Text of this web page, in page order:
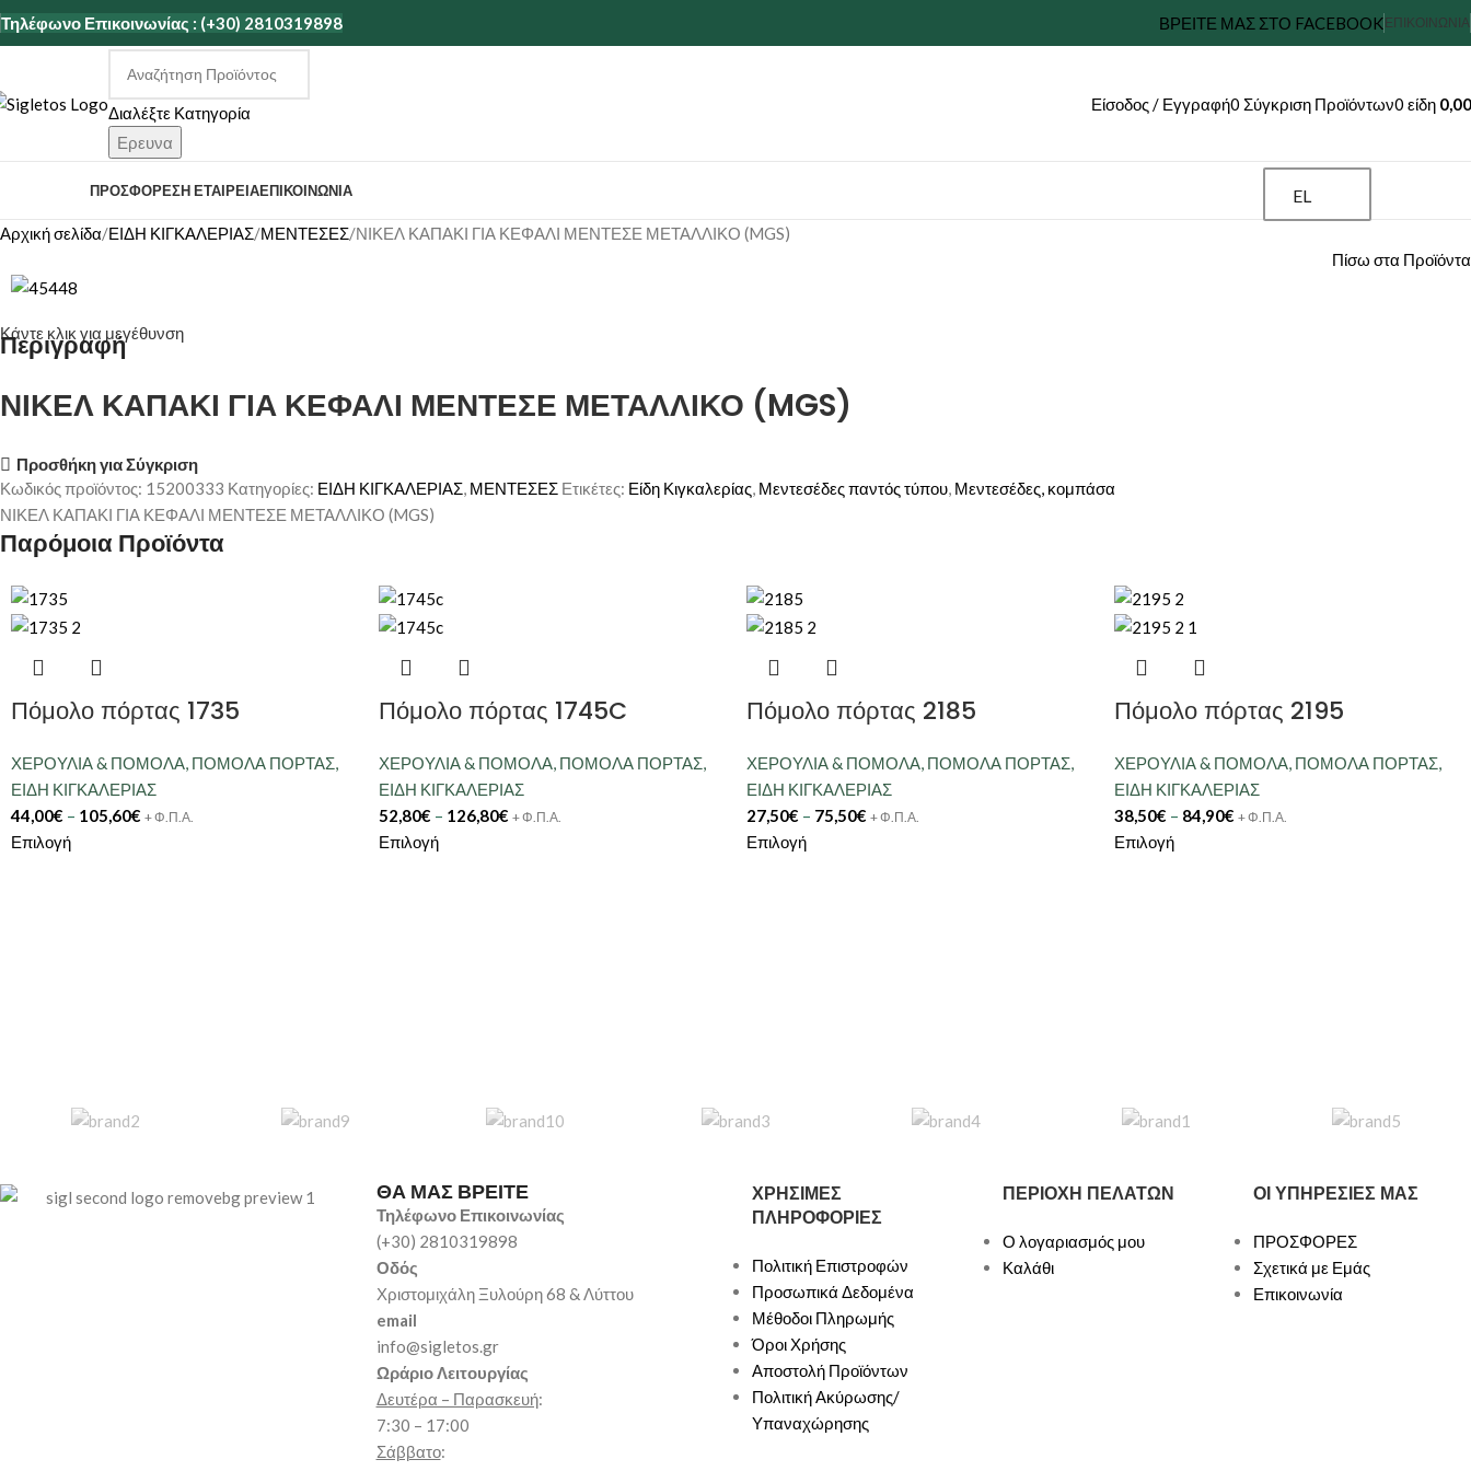
Τηλέφωνο Επικοινωνίας : (+30) 2810319898 ΒΡΕΙΤΕ ΜΑΣ ΣΤΟ FACEBOOKΕΠΙΚΟΙΝΩΝΊΑ
Διαλέξτε Κατηγορία
Ερευνα
Είσοδος / Εγγραφή0 Σύγκριση Προϊόντων0 είδη 0,00
ΠΡΟΣΦΟΡΕΣΗ ΕΤΑΙΡΕΊΑΕΠΙΚΟΙΝΩΝΊΑ EL
Αρχική σελίδα ΕΙΔΗ ΚΙΓΚΑΛΕΡΙΑΣ ΜΕΝΤΕΣΕΣ ΝΙΚΕΛ ΚΑΠΑΚΙ ΓΙΑ ΚΕΦΑΛΙ ΜΕΝΤΕΣΕ ΜΕΤΑΛΛΙΚΟ (MGS)
Πίσω στα Προϊόντα
Κάντε κλικ για μεγέθυνση
Περιγραφή
ΝΙΚΕΛ ΚΑΠΑΚΙ ΓΙΑ ΚΕΦΑΛΙ ΜΕΝΤΕΣΕ ΜΕΤΑΛΛΙΚΟ (MGS)
Προσθήκη για Σύγκριση
Κωδικός προϊόντος: 15200333 Κατηγορίες: ΕΙΔΗ ΚΙΓΚΑΛΕΡΙΑΣ, ΜΕΝΤΕΣΕΣ Ετικέτες: Είδη Κιγκαλερίας, Μεντεσέδες παντός τύπου, Μεντεσέδες, κομπάσα
ΝΙΚΕΛ ΚΑΠΑΚΙ ΓΙΑ ΚΕΦΑΛΙ ΜΕΝΤΕΣΕ ΜΕΤΑΛΛΙΚΟ (MGS)
Παρόμοια Προϊόντα
Πόμολο πόρτας 1735
ΧΕΡΟΥΛΙΑ & ΠΟΜΟΛΑ, ΠΟΜΟΛΑ ΠΟΡΤΑΣ,
ΕΙΔΗ ΚΙΓΚΑΛΕΡΙΑΣ
44,00€ – 105,60€ + Φ.Π.Α.
Επιλογή
Πόμολο πόρτας 1745C
ΧΕΡΟΥΛΙΑ & ΠΟΜΟΛΑ, ΠΟΜΟΛΑ ΠΟΡΤΑΣ,
ΕΙΔΗ ΚΙΓΚΑΛΕΡΙΑΣ
52,80€ – 126,80€ + Φ.Π.Α.
Επιλογή
Πόμολο πόρτας 2185
ΧΕΡΟΥΛΙΑ & ΠΟΜΟΛΑ, ΠΟΜΟΛΑ ΠΟΡΤΑΣ,
ΕΙΔΗ ΚΙΓΚΑΛΕΡΙΑΣ
27,50€ – 75,50€ + Φ.Π.Α.
Επιλογή
Πόμολο πόρτας 2195
ΧΕΡΟΥΛΙΑ & ΠΟΜΟΛΑ, ΠΟΜΟΛΑ ΠΟΡΤΑΣ,
ΕΙΔΗ ΚΙΓΚΑΛΕΡΙΑΣ
38,50€ – 84,90€ + Φ.Π.Α.
Επιλογή
ΘΑ ΜΑΣ ΒΡΕΙΤΕ
Τηλέφωνο Επικοινωνίας
(+30) 2810319898
Οδός
Χριστομιχάλη Ξυλούρη 68 & Λύττου
email
info@sigletos.gr
Ωράριο Λειτουργίας
Δευτέρα – Παρασκευή:
7:30 – 17:00
Σάββατο:
ΧΡΗΣΙΜΕΣ
ΠΛΗΡΟΦΟΡΙΕΣ
Πολιτική Επιστροφών
Προσωπικά Δεδομένα
Μέθοδοι Πληρωμής
Όροι Χρήσης
Αποστολή Προϊόντων
Πολιτική Ακύρωσης/
Υπαναχώρησης
ΠΕΡΙΟΧΗ ΠΕΛΑΤΩΝ
Ο λογαριασμός μου
Καλάθι
ΟΙ ΥΠΗΡΕΣΙΕΣ ΜΑΣ
ΠΡΟΣΦΟΡΕΣ
Σχετικά με Εμάς
Επικοινωνία